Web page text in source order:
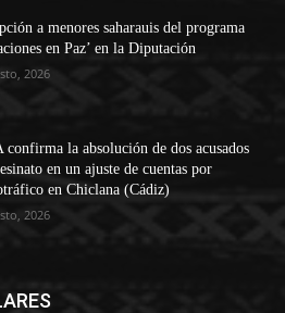
a menores saharauis del programa
en Paz’ en la Diputación
2026
confirma la absolución de dos acusados
en un ajuste de cuentas por
en Chiclana (Cádiz)
2026